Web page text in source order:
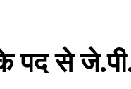
से जे.पी.